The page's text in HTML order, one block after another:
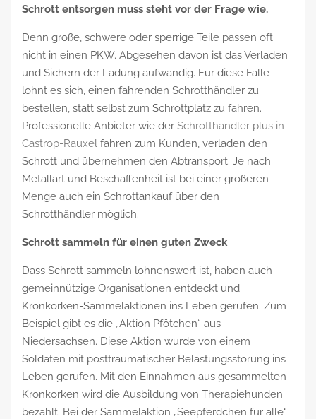
Schrott entsorgen muss steht vor der Frage wie.
Denn große, schwere oder sperrige Teile passen oft
nicht in einen PKW. Abgesehen davon ist das Verladen
und Sichern der Ladung aufwändig. Für diese Fälle
lohnt es sich, einen fahrenden Schrotthändler zu
bestellen, statt selbst zum Schrottplatz zu fahren.
Professionelle Anbieter wie der Schrotthändler plus in
Castrop-Rauxel fahren zum Kunden, verladen den
Schrott und übernehmen den Abtransport. Je nach
Metallart und Beschaffenheit ist bei einer größeren
Menge auch ein Schrottankauf über den
Schrotthändler möglich.
Schrott sammeln für einen guten Zweck
Dass Schrott sammeln lohnenswert ist, haben auch
gemeinnützige Organisationen entdeckt und
Kronkorken-Sammelaktionen ins Leben gerufen. Zum
Beispiel gibt es die „Aktion Pfötchen“ aus
Niedersachsen. Diese Aktion wurde von einem
Soldaten mit posttraumatischer Belastungsstörung ins
Leben gerufen. Mit den Einnahmen aus gesammelten
Kronkorken wird die Ausbildung von Therapiehunden
bezahlt. Bei der Sammelaktion „Seepferdchen für alle“